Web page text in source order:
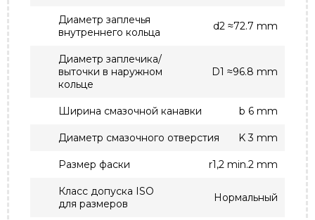
Диаметр заплечья
внутреннего кольца
d2 ≈72.7 mm
Диаметр заплечика/
выточки в наружном
кольце
D1 ≈96.8 mm
Ширина смазочной канавки b 6 mm
Диаметр смазочного отверстия K 3 mm
Размер фаски r1,2 min.2 mm
Класс допуска ISO
для размеров
Нормальный